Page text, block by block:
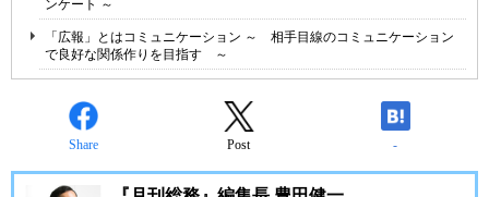
ンケート ～
「広報」とはコミュニケーション ～ 相手目線のコミュニケーション
で良好な関係作りを目指す ～
Share Post -